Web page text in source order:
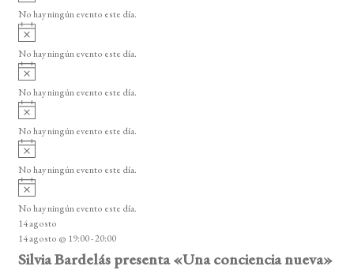
d
e
E
v
e
n
t
o
s
o
v
i
o
No hay ningún evento este día.
A
v
i
o
No hay ningún evento este día.
A
v
i
o
No hay ningún evento este día.
A
v
i
o
No hay ningún evento este día.
A
v
i
o
No hay ningún evento este día.
A
v
i
s
o
No hay ningún evento este día.
14 agosto
14 agosto @ 19:00-20:00
Silvia Bardelás presenta «Una conciencia nueva»